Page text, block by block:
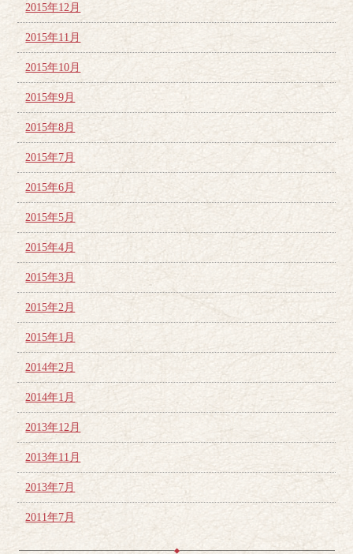
2015年12月
2015年11月
2015年10月
2015年9月
2015年8月
2015年7月
2015年6月
2015年5月
2015年4月
2015年3月
2015年2月
2015年1月
2014年2月
2014年1月
2013年12月
2013年11月
2013年7月
2011年7月